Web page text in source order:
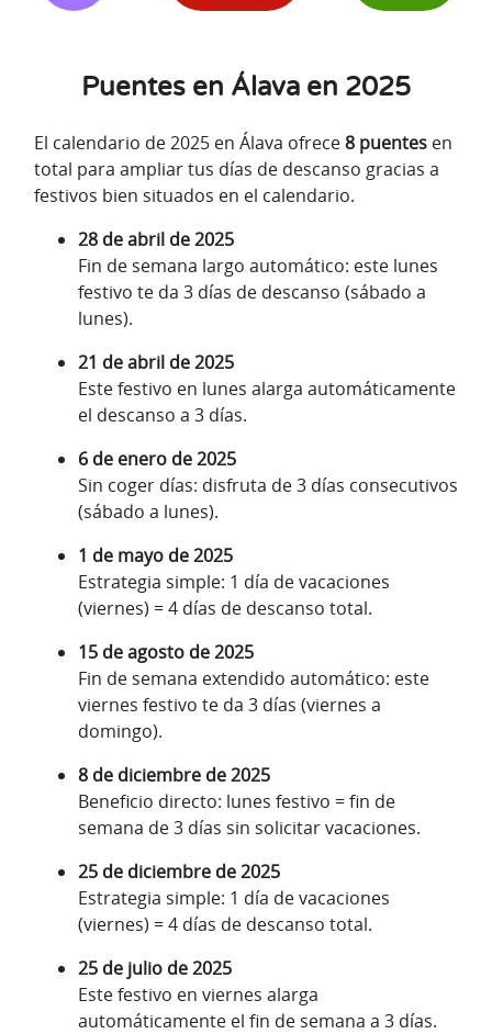
Puentes en Álava en 2025
El calendario de 2025 en Álava ofrece8 puentes en
total para ampliar tus días de descanso gracias a
festivos bien situados en el calendario.
28 de abril de 2025
Fin de semana largo automático: este lunes
festivo te da 3 días de descanso (sábado a
lunes).
21 de abril de 2025
Este festivo en lunes alarga automáticamente
el descanso a 3 días.
6 de enero de 2025
Sin coger días: disfruta de 3 días consecutivos
(sábado a lunes).
1 de mayo de 2025
Estrategia simple: 1 día de vacaciones
(viernes) = 4 días de descanso total.
15 de agosto de 2025
Fin de semana extendido automático: este
viernes festivo te da 3 días (viernes a
domingo).
8 de diciembre de 2025
Beneficio directo: lunes festivo = fin de
semana de 3 días sin solicitar vacaciones.
25 de diciembre de 2025
Estrategia simple: 1 día de vacaciones
(viernes) = 4 días de descanso total.
25 de julio de 2025
Este festivo en viernes alarga
automáticamente el fin de semana a 3 días.